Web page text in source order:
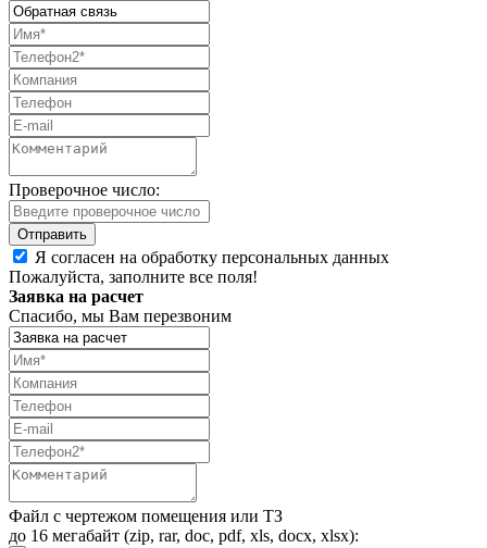
Проверочное число:
Я согласен на обработку персональных данных
Пожалуйста, заполните все поля!
Заявка на расчет
Спасибо, мы Вам перезвоним
Файл с чертежом помещения или ТЗ
до 16 мегабайт (zip, rar, doc, pdf, xls, docx, xlsx):